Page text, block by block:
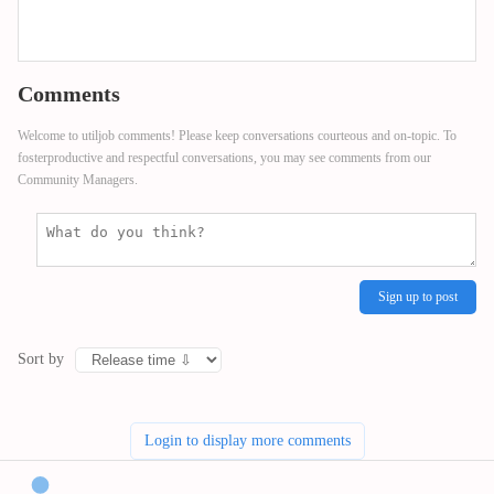
Comments
Welcome to utiljob comments! Please keep conversations courteous and on-topic. To
fosterproductive and respectful conversations, you may see comments from our
Community Managers.
Sign up to post
Sort by
Login to display more comments